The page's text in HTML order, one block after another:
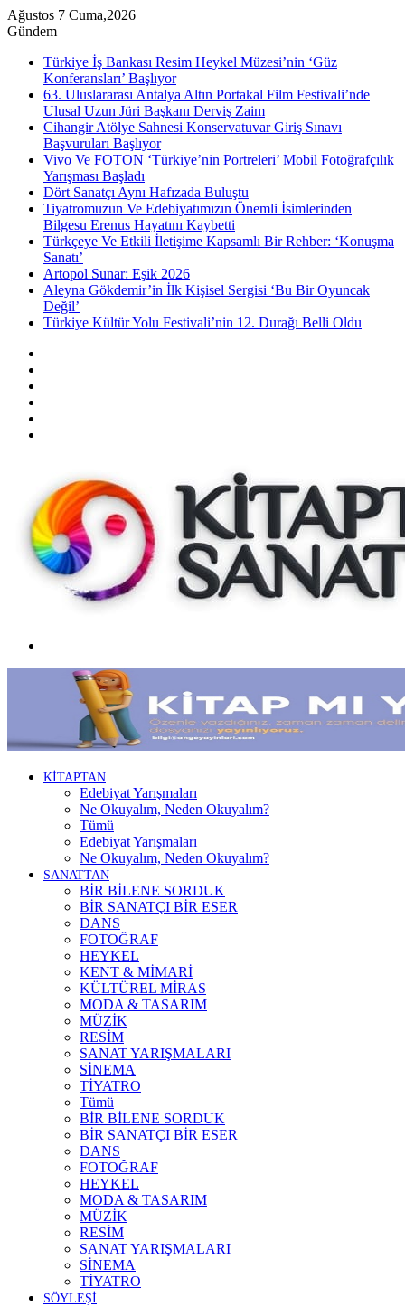
Ağustos 7 Cuma,2026
Gündem
Türkiye İş Bankası Resim Heykel Müzesi’nin ‘Güz
Konferansları’ Başlıyor
63. Uluslararası Antalya Altın Portakal Film Festivali’nde
Ulusal Uzun Jüri Başkanı Derviş Zaim
Cihangir Atölye Sahnesi Konservatuvar Giriş Sınavı
Başvuruları Başlıyor
Vivo Ve FOTON ‘Türkiye’nin Portreleri’ Mobil Fotoğrafçılık
Yarışması Başladı
Dört Sanatçı Aynı Hafızada Buluştu
Tiyatromuzun Ve Edebiyatımızın Önemli İsimlerinden
Bilgesu Erenus Hayatını Kaybetti
Türkçeye Ve Etkili İletişime Kapsamlı Bir Rehber: ‘Konuşma
Sanatı’
Artopol Sunar: Eşik 2026
Aleyna Gökdemir’in İlk Kişisel Sergisi ‘Bu Bir Oyuncak
Değil’
Türkiye Kültür Yolu Festivali’nin 12. Durağı Belli Oldu
KİTAPTAN
Edebiyat Yarışmaları
Ne Okuyalım, Neden Okuyalım?
Tümü
Edebiyat Yarışmaları
Ne Okuyalım, Neden Okuyalım?
SANATTAN
BİR BİLENE SORDUK
BİR SANATÇI BİR ESER
DANS
FOTOĞRAF
HEYKEL
KENT & MİMARİ
KÜLTÜREL MİRAS
MODA & TASARIM
MÜZİK
RESİM
SANAT YARIŞMALARI
SİNEMA
TİYATRO
Tümü
BİR BİLENE SORDUK
BİR SANATÇI BİR ESER
DANS
FOTOĞRAF
HEYKEL
MODA & TASARIM
MÜZİK
RESİM
SANAT YARIŞMALARI
SİNEMA
TİYATRO
SÖYLEŞİ